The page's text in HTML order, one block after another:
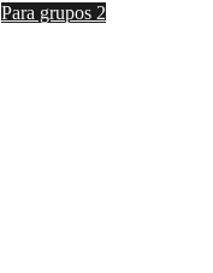
Para grupos 2